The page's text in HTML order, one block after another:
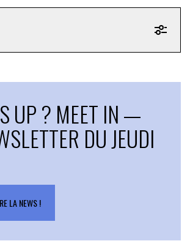
UP ? MEET IN —
DU JEUDI
LA NEWS !